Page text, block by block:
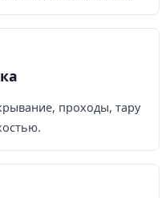
проходы, тару